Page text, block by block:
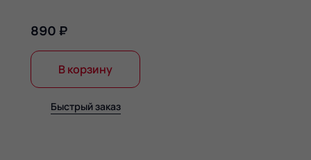
890 ₽
В корзину
Быстрый заказ